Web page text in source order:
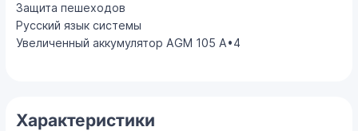
Защита пешеходов
Русский язык системы
Увеличенный аккумулятор AGM 105 А•4
Характеристики